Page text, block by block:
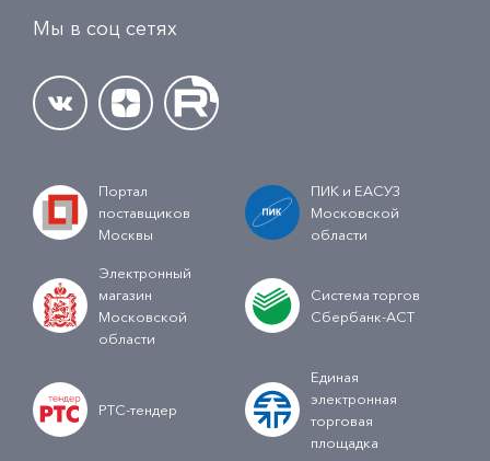
Мы в соц сетях
Портал
поставщиков
Москвы
ПИК и ЕАСУЗ
Московской
области
Электронный
магазин
Московской
области
Система торгов
Сбербанк-АСТ
РТС-тендер
Единая
электронная
торговая
площадка